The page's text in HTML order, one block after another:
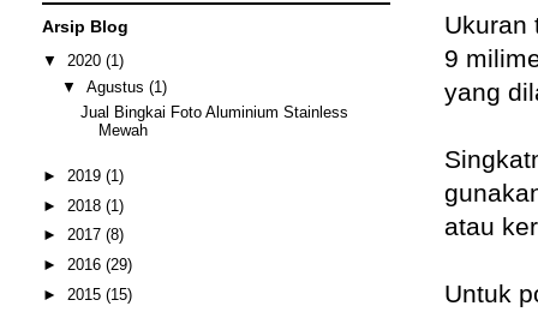
9
yang
atau
Untuk
Arsip Blog
▼ 2020 (1)
▼ Agustus (1)
Jual Bingkai Foto Aluminium Stainless
Mewah
► 2019 (1)
► 2018 (1)
► 2017 (8)
► 2016 (29)
► 2015 (15)